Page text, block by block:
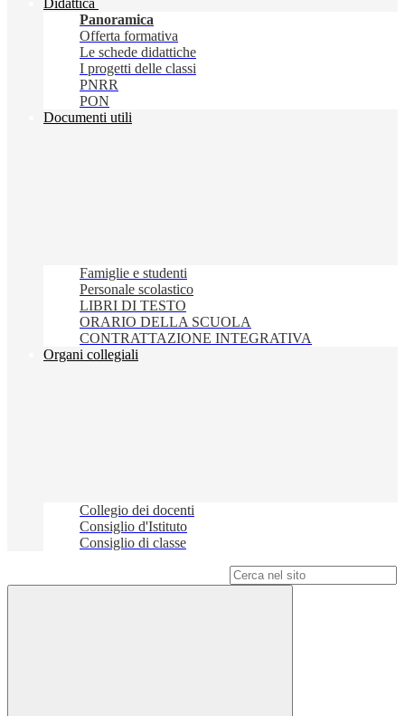
Didattica
Panoramica
Offerta formativa
Le schede didattiche
I progetti delle classi
PNRR
PON
Documenti utili
Famiglie e studenti
Personale scolastico
LIBRI DI TESTO
ORARIO DELLA SCUOLA
CONTRATTAZIONE INTEGRATIVA
Organi collegiali
Collegio dei docenti
Consiglio d'Istituto
Consiglio di classe